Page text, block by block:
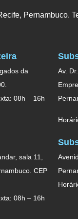
Pernambuco.
da
08h – 16h
Av.
sala 11,
CEP
08h – 16h